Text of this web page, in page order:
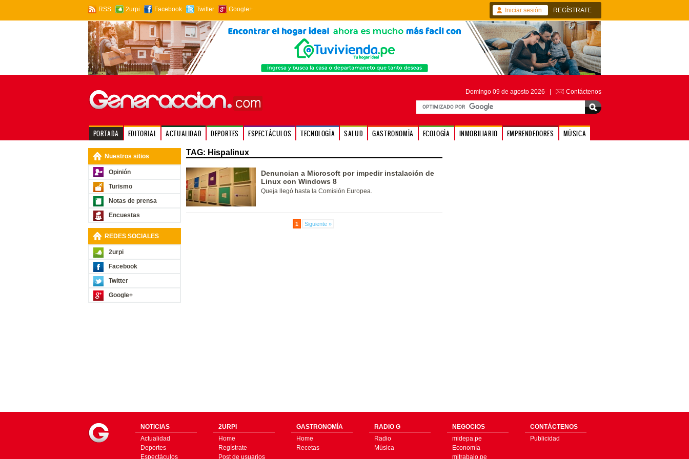
RSS 2urpi Facebook Twitter Google+ Iniciar sesión REGÍSTRATE
Domingo 09 de agosto 2026 | Contáctenos
PORTADA EDITORIAL ACTUALIDAD DEPORTES ESPECTÁCULOS TECNOLOGÍA SALUD GASTRONOMÍA ECOLOGÍA INMOBILIARIO EMPRENDEDORES MÚSICA
Nuestros sitios
Opinión
Turismo
Notas de prensa
Encuestas
REDES SOCIALES
2urpi
Facebook
Twitter
Google+
TAG: Hispalinux
Denuncian a Microsoft por impedir instalación de
Linux con Windows 8
Queja llegó hasta la Comisión Europea.
1 Siguiente »
NOTICIAS
Actualidad
Deportes
Espectáculos
2URPI
Home
Regístrate
Post de usuarios
GASTRONOMÍA
Home
Recetas
RADIO G
Radio
Música
NEGOCIOS
midepa.pe
Economía
mitrabajo.pe
CONTÁCTENOS
Publicidad